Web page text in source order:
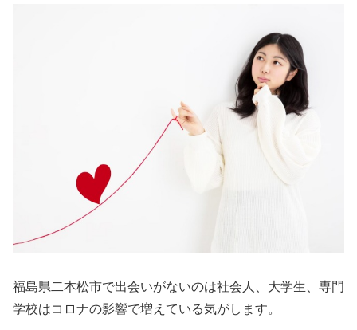
福島県二本松市で出会いがないのは社会人、大学生、専門
学校はコロナの影響で増えている気がします。